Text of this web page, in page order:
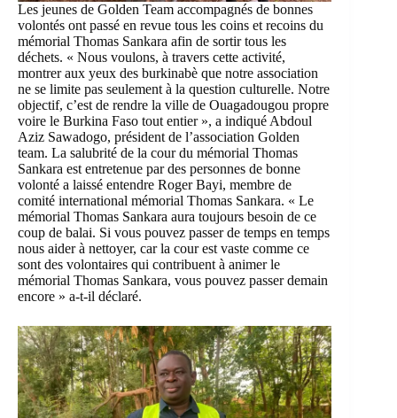
Les jeunes de Golden Team accompagnés de bonnes
volontés ont passé en revue tous les coins et recoins du
mémorial Thomas Sankara afin de sortir tous les
déchets. « Nous voulons, à travers cette activité,
montrer aux yeux des burkinabè que notre association
ne se limite pas seulement à la question culturelle. Notre
objectif, c’est de rendre la ville de Ouagadougou propre
voire le Burkina Faso tout entier », a indiqué Abdoul
Aziz Sawadogo, président de l’association Golden
team. La salubrité de la cour du mémorial Thomas
Sankara est entretenue par des personnes de bonne
volonté a laissé entendre Roger Bayi, membre de
comité international mémorial Thomas Sankara. « Le
mémorial Thomas Sankara aura toujours besoin de ce
coup de balai. Si vous pouvez passer de temps en temps
nous aider à nettoyer, car la cour est vaste comme ce
sont des volontaires qui contribuent à animer le
mémorial Thomas Sankara, vous pouvez passer demain
encore » a-t-il déclaré.